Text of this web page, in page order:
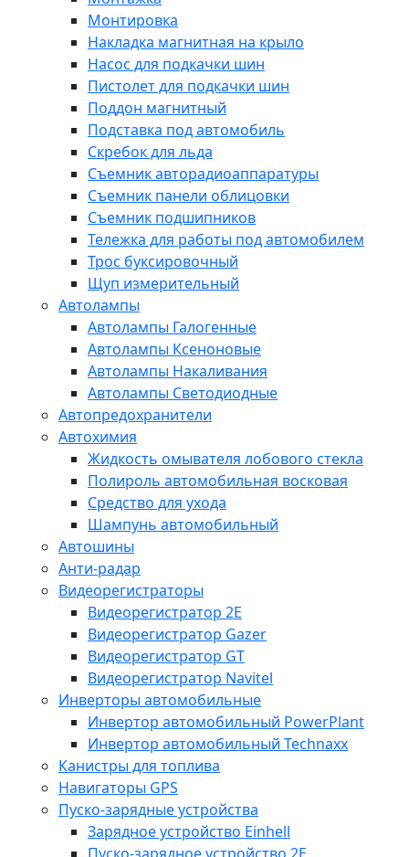
Монтировка
Накладка магнитная на крыло
Насос для подкачки шин
Пистолет для подкачки шин
Поддон магнитный
Подставка под автомобиль
Скребок для льда
Съемник авторадиоаппаратуры
Съемник панели облицовки
Съемник подшипников
Тележка для работы под автомобилем
Трос буксировочный
Щуп измерительный
Автолампы
Автолампы Галогенные
Автолампы Ксеноновые
Автолампы Накаливания
Автолампы Светодиодные
Автопредохранители
Автохимия
Жидкость омывателя лобового стекла
Полироль автомобильная восковая
Средство для ухода
Шампунь автомобильный
Автошины
Анти-радар
Видеорегистраторы
Видеорегистратор 2E
Видеорегистратор Gazer
Видеорегистратор GT
Видеорегистратор Navitel
Инверторы автомобильные
Инвертор автомобильный PowerPlant
Инвертор автомобильный Technaxx
Канистры для топлива
Навигаторы GPS
Пуско-зарядные устройства
Зарядное устройство Einhell